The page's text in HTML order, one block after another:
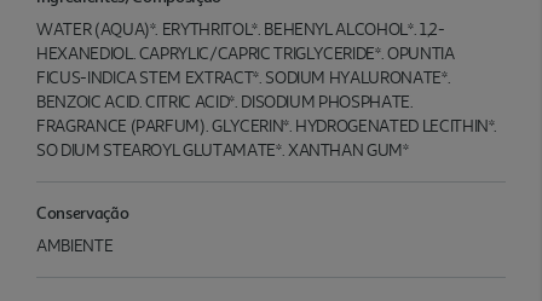
WATER (AQUA)*. ERYTHRITOL*. BEHENYL ALCOHOL*. 1,2-
HEXANEDIOL. CAPRYLIC/CAPRIC TRIGLYCERIDE*. OPUNTIA
FICUS-INDICA STEM EXTRACT*. SODIUM HYALURONATE*.
BENZOIC ACID. CITRIC ACID*. DISODIUM PHOSPHATE.
FRAGRANCE (PARFUM). GLYCERIN*. HYDROGENATED LECITHIN*.
SO DIUM STEAROYL GLUTAMATE*. XANTHAN GUM*
Conservação
AMBIENTE